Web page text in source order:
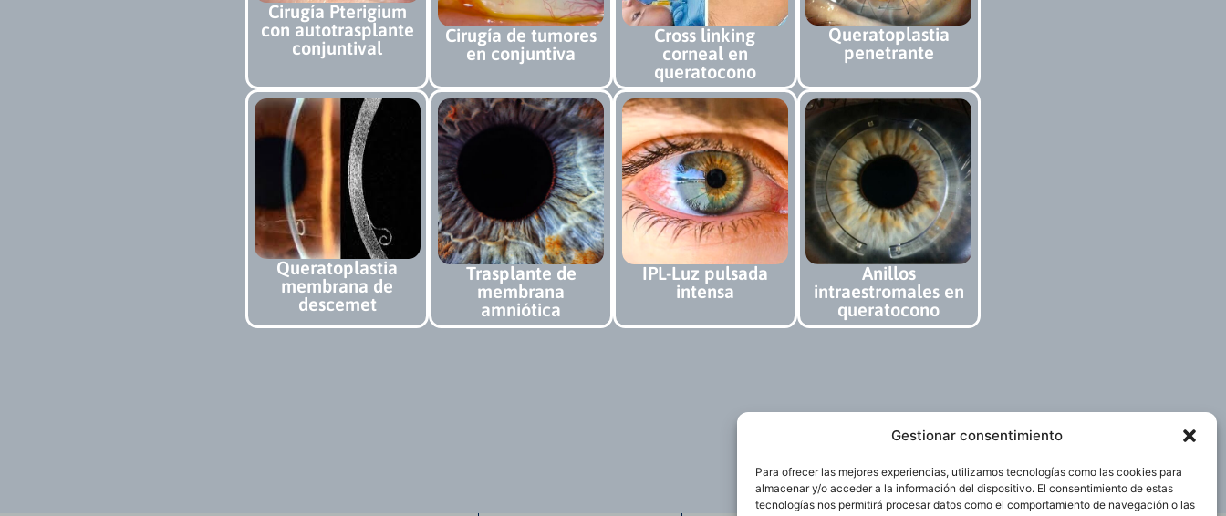
Gestionar consentimiento
Para ofrecer las mejores experiencias, utilizamos tecnologías como las cookies para
almacenar y/o acceder a la información del dispositivo. El consentimiento de estas
tecnologías nos permitirá procesar datos como el comportamiento de navegación o las
Cirugía Pterigium
con autotrasplante
conjuntival
Cirugía de tumores
en conjuntiva
Cross linking
corneal en
queratocono
Queratoplastia
penetrante
Queratoplastia
membrana de
descemet
Trasplante de
membrana
amniótica
IPL-Luz pulsada
intensa
Anillos
intraestromales en
queratocono